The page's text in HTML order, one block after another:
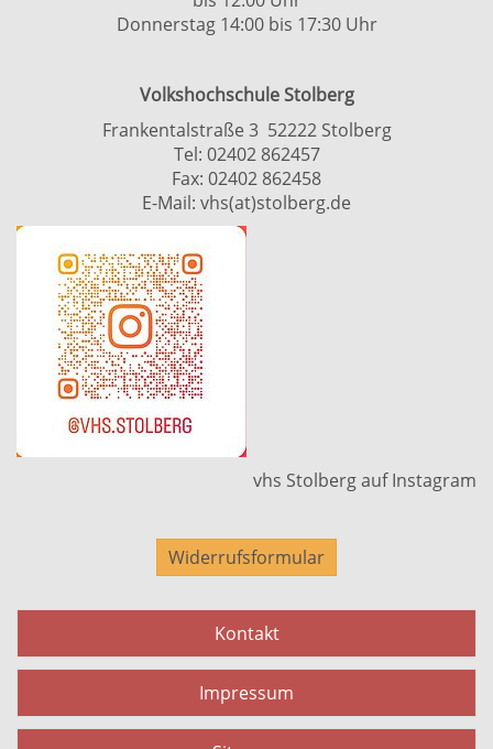
Donnerstag 14:00 bis 17:30 Uhr
Volkshochschule Stolberg
Frankentalstraße 3 52222 Stolberg
Tel: 02402 862457
Fax: 02402 862458
E-Mail: vhs(at)stolberg.de
vhs Stolberg auf Instagram
Widerrufsformular
Kontakt
Impressum